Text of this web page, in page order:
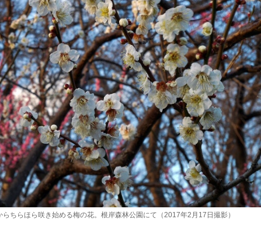
ちらほら咲き始める梅の花。根岸森林公園にて（2017年2月17日撮影）